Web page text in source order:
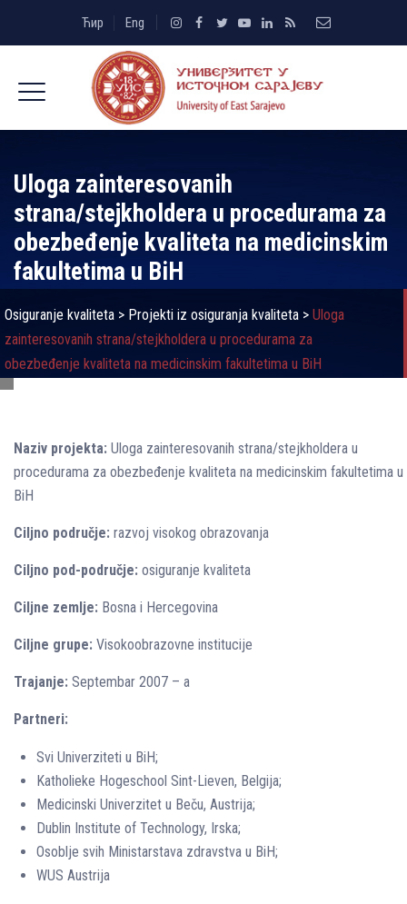
Ћир Eng
Uloga zainteresovanih
strana/stejkholdera u procedurama za
obezbeđenje kvaliteta na medicinskim
fakultetima u BiH
Osiguranje kvaliteta > Projekti iz osiguranja kvaliteta > Uloga
zainteresovanih strana/stejkholdera u procedurama za
obezbeđenje kvaliteta na medicinskim fakultetima u BiH
Naziv projekta: Uloga zainteresovanih strana/stejkholdera u
procedurama za obezbeđenje kvaliteta na medicinskim fakultetima u
BiH
Ciljno područje: razvoj visokog obrazovanja
Ciljno pod-područje: osiguranje kvaliteta
Ciljne zemlje: Bosna i Hercegovina
Ciljne grupe: Visokoobrazovne institucije
Trajanje: Septembar 2007 – a
Partneri:
Svi Univerziteti u BiH;
Katholieke Hogeschool Sint-Lieven, Belgija;
Medicinski Univerzitet u Beču, Austrija;
Dublin Institute of Technology, Irska;
Osoblje svih Ministarstava zdravstva u BiH;
WUS Austrija